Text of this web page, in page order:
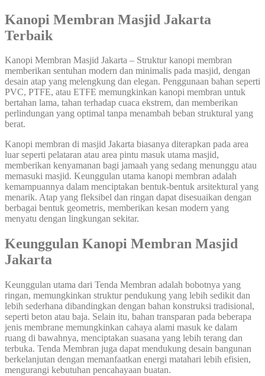
Kanopi Membran Masjid Jakarta
Terbaik
Kanopi Membran Masjid Jakarta – Struktur kanopi membran
memberikan sentuhan modern dan minimalis pada masjid, dengan
desain atap yang melengkung dan elegan. Penggunaan bahan seperti
PVC, PTFE, atau ETFE memungkinkan kanopi membran untuk
bertahan lama, tahan terhadap cuaca ekstrem, dan memberikan
perlindungan yang optimal tanpa menambah beban struktural yang
berat.
Kanopi membran di masjid Jakarta biasanya diterapkan pada area
luar seperti pelataran atau area pintu masuk utama masjid,
memberikan kenyamanan bagi jamaah yang sedang menunggu atau
memasuki masjid. Keunggulan utama kanopi membran adalah
kemampuannya dalam menciptakan bentuk-bentuk arsitektural yang
menarik. Atap yang fleksibel dan ringan dapat disesuaikan dengan
berbagai bentuk geometris, memberikan kesan modern yang
menyatu dengan lingkungan sekitar.
Keunggulan Kanopi Membran Masjid
Jakarta
Keunggulan utama dari Tenda Membran adalah bobotnya yang
ringan, memungkinkan struktur pendukung yang lebih sedikit dan
lebih sederhana dibandingkan dengan bahan konstruksi tradisional,
seperti beton atau baja. Selain itu, bahan transparan pada beberapa
jenis membrane memungkinkan cahaya alami masuk ke dalam
ruang di bawahnya, menciptakan suasana yang lebih terang dan
terbuka. Tenda Membran juga dapat mendukung desain bangunan
berkelanjutan dengan memanfaatkan energi matahari lebih efisien,
mengurangi kebutuhan pencahayaan buatan.